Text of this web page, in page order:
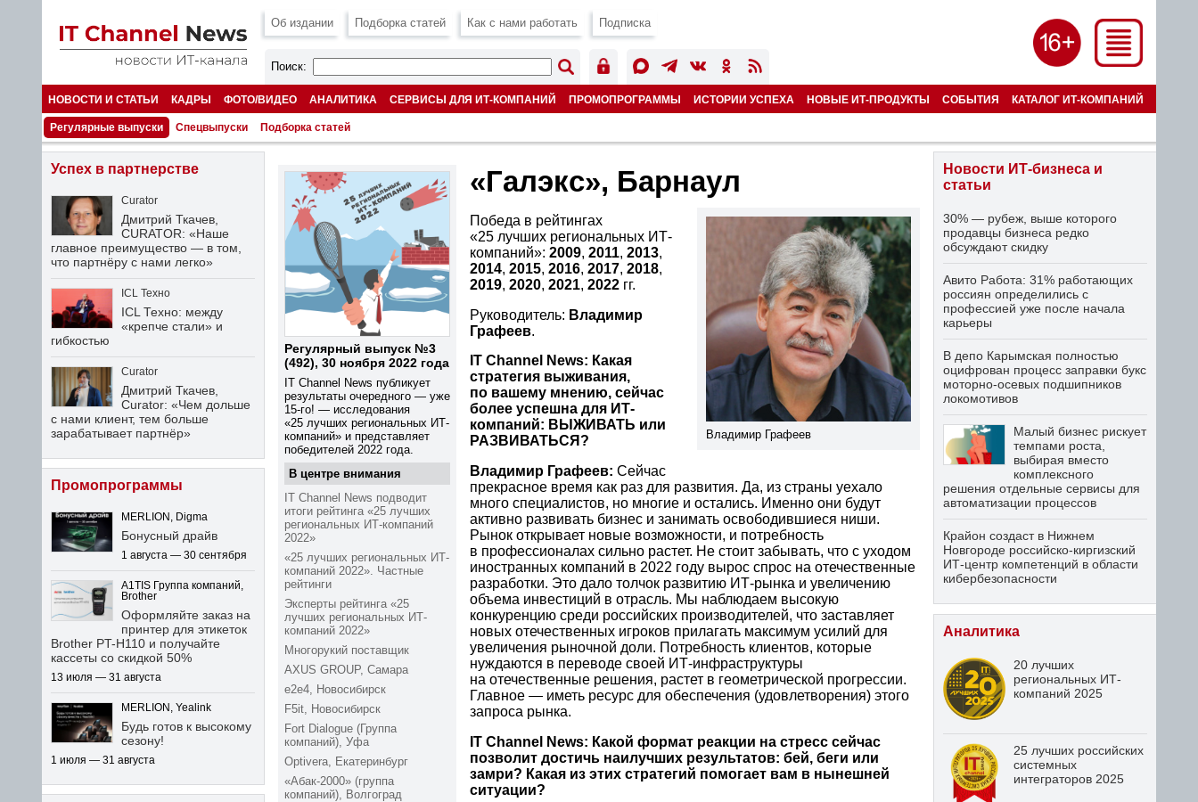
Об издании Подборка статей Как с нами работать Подписка
Поиск:
НОВОСТИ И СТАТЬИ КАДРЫ ФОТО/ВИДЕО АНАЛИТИКА СЕРВИСЫ ДЛЯ ИТ-КОМПАНИЙ ПРОМОПРОГРАММЫ ИСТОРИИ УСПЕХА НОВЫЕ ИТ-ПРОДУКТЫ СОБЫТИЯ КАТАЛОГ ИТ-КОМПАНИЙ
НОМЕРА
Регулярные выпуски Спецвыпуски Подборка статей
Регулярный выпуск №3
(492), 30 ноября 2022 года
IT Channel News публикует
результаты очередного — уже
15-го! — исследования
«25 лучших региональных ИТ-
компаний» и представляет
победителей 2022 года.
В центре внимания
IT Channel News подводит
итоги рейтинга «25 лучших
региональных ИТ-компаний
2022»
«25 лучших региональных ИТ-
компаний 2022». Частные
рейтинги
Эксперты рейтинга «25
лучших региональных ИТ-
компаний 2022»
Многорукий поставщик
AXUS GROUP, Самара
e2e4, Новосибирск
F5it, Новосибирск
Fort Dialogue (Группа
компаний), Уфа
Optivera, Екатеринбург
«Абак-2000» (группа
компаний), Волгоград
«Галэкс», Барнаул
Владимир Графеев
Победа в рейтингах
«25 лучших региональных ИТ-
компаний»: 2009, 2011, 2013,
2014, 2015, 2016, 2017, 2018,
2019, 2020, 2021, 2022 гг.
Руководитель: Владимир
Графеев.
IT Channel News: Какая
стратегия выживания,
по вашему мнению, сейчас
более успешна для ИТ-
компаний: ВЫЖИВАТЬ или
РАЗВИВАТЬСЯ?
Владимир Графеев: Сейчас
прекрасное время как раз для развития. Да, из страны уехало
много специалистов, но многие и остались. Именно они будут
активно развивать бизнес и занимать освободившиеся ниши.
Рынок открывает новые возможности, и потребность
в профессионалах сильно растет. Не стоит забывать, что с уходом
иностранных компаний в 2022 году вырос спрос на отечественные
разработки. Это дало толчок развитию ИТ-рынка и увеличению
объема инвестиций в отрасль. Мы наблюдаем высокую
конкуренцию среди российских производителей, что заставляет
новых отечественных игроков прилагать максимум усилий для
увеличения рыночной доли. Потребность клиентов, которые
нуждаются в переводе своей ИТ-инфраструктуры
на отечественные решения, растет в геометрической прогрессии.
Главное — иметь ресурс для обеспечения (удовлетворения) этого
запроса рынка.
IT Channel News: Какой формат реакции на стресс сейчас
позволит достичь наилучших результатов: бей, беги или
замри? Какая из этих стратегий помогает вам в нынешней
ситуации?
Успех в партнерстве
Curator
Дмитрий Ткачев,
CURATOR: «Наше
главное преимущество — в том,
что партнёру с нами легко»
ICL Техно
ICL Техно: между
«крепче стали» и
гибкостью
Curator
Дмитрий Ткачев,
Curator: «Чем дольше
с нами клиент, тем больше
зарабатывает партнёр»
Промопрограммы
MERLION, Digma
Бонусный драйв
1 августа — 30 сентября
A1TIS Группа компаний,
Brother
Оформляйте заказ на
принтер для этикеток
Brother PT-H110 и получайте
кассеты со скидкой 50%
13 июля — 31 августа
MERLION, Yealink
Будь готов к высокому
сезону!
1 июля — 31 августа
Новости ИТ-бизнеса и
статьи
30% — рубеж, выше которого
продавцы бизнеса редко
обсуждают скидку
Авито Работа: 31% работающих
россиян определились с
профессией уже после начала
карьеры
В депо Карымская полностью
оцифрован процесс заправки букс
моторно-осевых подшипников
локомотивов
Малый бизнес рискует
темпами роста,
выбирая вместо
комплексного
решения отдельные сервисы для
автоматизации процессов
Крайон создаст в Нижнем
Новгороде российско-киргизский
ИТ-центр компетенций в области
кибербезопасности
Аналитика
20 лучших
региональных ИТ-
компаний 2025
25 лучших российских
системных
интеграторов 2025